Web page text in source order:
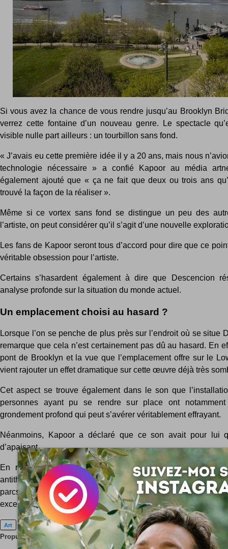
Si vous avez la chance de vous rendre jusqu’au Brooklyn
verrez cette fontaine d’un nouveau genre. Le spectacle
visible nulle part ailleurs : un tourbillon sans fond.
« J’avais eu cette première idée il y a 20 ans, mais nous
technologie nécessaire » a confié Kapoor au média
également ajouté que « ça ne fait que deux ou trois ans
trouvé la façon de la réaliser ».
Même si ce vortex sans fond se distingue un peu des
l’artiste, on peut considérer qu’il s’agit d’une nouvelle
Les fans de Kapoor seront tous d’accord pour dire que ce
véritable obsession pour l’artiste.
Certains s’hasardent également à dire que Descencion
analyse profonde sur la situation du monde actuel.
Un emplacement choisi au hasard ?
Lorsque l’on se penche de plus près sur l’endroit où se situe
remarque que cela n’est certainement pas dû au hasard. En
pont de Brooklyn et la vue que l’emplacement offre sur le
vient rajouter un effet dramatique sur cette œuvre déjà très
Cet aspect se trouve également dans le son que
personnes ayant pu se rendre sur place ont
grondement profond qui peut s’avérer véritablement effrayant.
Néanmoins, Kapoor a déclaré que ce son avait pour lui
d’apaisant.
En résumé, on peut dire que Descencion s’impose
antithèse des fontaines d’eau que l’on trouve
parcs publics de la ville. À la fois étonnante et lugubre,
excellemment bien la marque du très célèbre Anish Kapoor.
Art Installation Eau Insolite New York
Propulsez cette page sur vos réseaux :